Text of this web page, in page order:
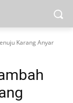
Karang Anyar